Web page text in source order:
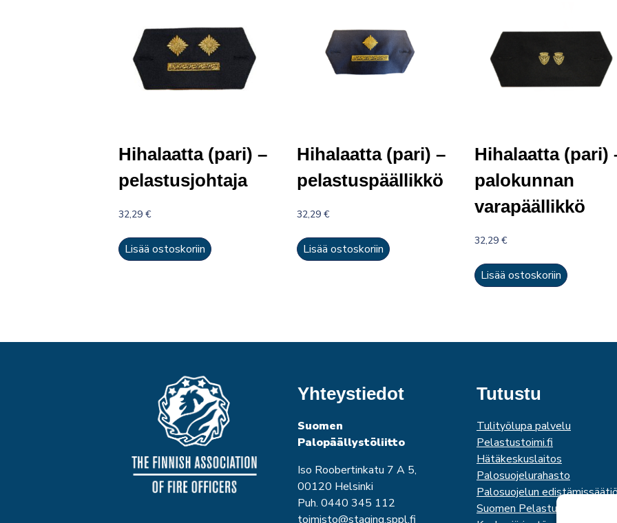
Hihalaatta (pari) –
pelastusjohtaja
32,29 €
Lisää ostoskoriin
Hihalaatta (pari) –
pelastuspäällikkö
32,29 €
Lisää ostoskoriin
Hihalaatta (pari)
palokunnan
varapäällikkö
32,29 €
Lisää ostoskoriin
Yhteystiedot
Suomen
Palopäällystöliitto
Iso Roobertinkatu 7 A 5,
00120 Helsinki
Puh. 0440 345 112
toimisto@staging.sppl.fi
Tutustu
Tulityölupa palvelu
Pelastustoimi.fi
Hätäkeskuslaitos
Palosuojelurahasto
Palosuojelun
Suomen Pelastusalan